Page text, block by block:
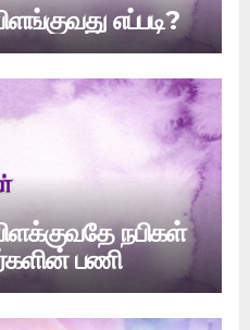
எப்படி?
நபிகள்
பணி